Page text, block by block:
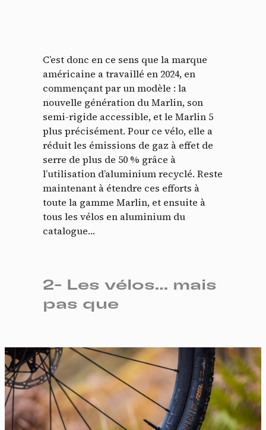
C’est donc en ce sens que la marque
américaine a travaillé en 2024, en
commençant par un modèle : la
nouvelle génération du Marlin, son
semi-rigide accessible, et le Marlin 5
plus précisément. Pour ce vélo, elle a
réduit les émissions de gaz à effet de
serre de plus de 50 % grâce à
l’utilisation d’aluminium recyclé. Reste
maintenant à étendre ces efforts à
toute la gamme Marlin, et ensuite à
tous les vélos en aluminium du
catalogue…
2- Les vélos… mais
pas que
Panneau de gestion des
En autorisant ces services tiers, vous acceptez le dépôt et la
lecture de cookies et l'utilisation de technologies de suivi
nécessaires à leur bon fonctionnement.
Politique de confidentialité